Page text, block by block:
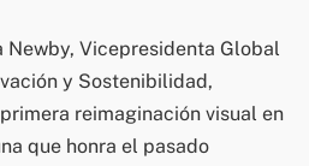
Newby, Vicepresidenta Global
y Sostenibilidad,
reimaginación visual en
que honra el pasado